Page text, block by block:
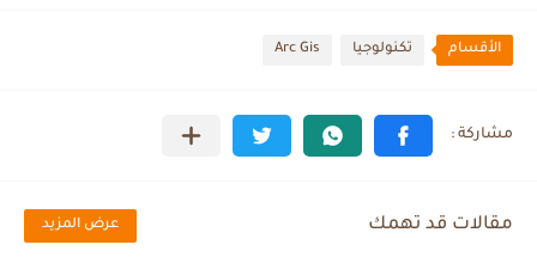
الأقسام تكنولوجيا Arc Gis
مقالات قد تهمك عرض المزيد